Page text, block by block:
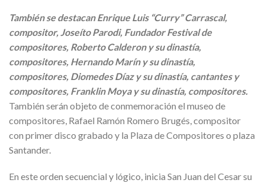
También se destacan Enrique Luis “Curry” Carrascal,
compositor, Joseíto Parodi, Fundador Festival de
compositores, Roberto Calderon y su dinastía,
compositores, Hernando Marín y su dinastía,
compositores, Diomedes Díaz y su dinastía, cantantes y
compositores, Franklin Moya y su dinastía, compositores.
También serán objeto de conmemoración el museo de
compositores, Rafael Ramón Romero Brugés, compositor
con primer disco grabado y la Plaza de Compositores o plaza
Santander.
En este orden secuencial y lógico, inicia San Juan del Cesar su